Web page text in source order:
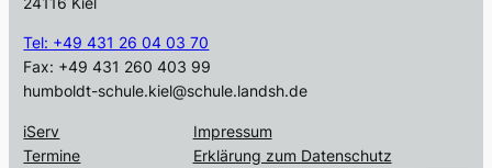
Tel: +49 431 26 04 03 70
Fax: +49 431 260 403 99
humboldt-schule.kiel@schule.landsh.de
iServ
Termine
Impressum
Erklärung zum Datenschutz